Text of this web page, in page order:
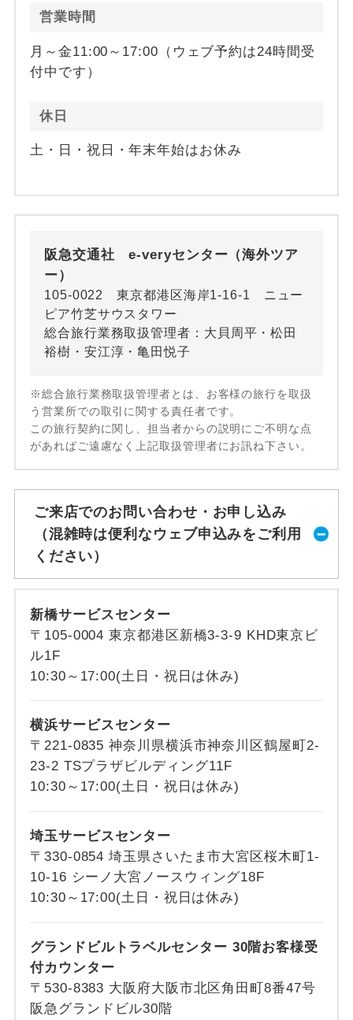
営業時間
月～金11:00～17:00（ウェブ予約は24時間受
付中です）
休日
土・日・祝日・年末年始はお休み
阪急交通社 e-veryセンター（海外ツア
ー）
105-0022 東京都港区海岸1-16-1 ニュー
ピア竹芝サウスタワー
総合旅行業務取扱管理者：大貝周平・松田
裕樹・安江淳・亀田悦子
※総合旅行業務取扱管理者とは、お客様の旅行を取扱
う営業所での取引に関する責任者です。
この旅行契約に関し、担当者からの説明にご不明な点
があればご遠慮なく上記取扱管理者にお訊ね下さい。
ご来店でのお問い合わせ・お申し込み
（混雑時は便利なウェブ申込みをご利用
ください）
新橋サービスセンター
〒105-0004 東京都港区新橋3-3-9 KHD東京ビ
ル1F
10:30～17:00(土日・祝日は休み)
横浜サービスセンター
〒221-0835 神奈川県横浜市神奈川区鶴屋町2-
23-2 TSプラザビルディング11F
10:30～17:00(土日・祝日は休み)
埼玉サービスセンター
〒330-0854 埼玉県さいたま市大宮区桜木町1-
10-16 シーノ大宮ノースウィング18F
10:30～17:00(土日・祝日は休み)
グランドビルトラベルセンター 30階お客様受
付カウンター
〒530-8383 大阪府大阪市北区角田町8番47号
阪急グランドビル30階